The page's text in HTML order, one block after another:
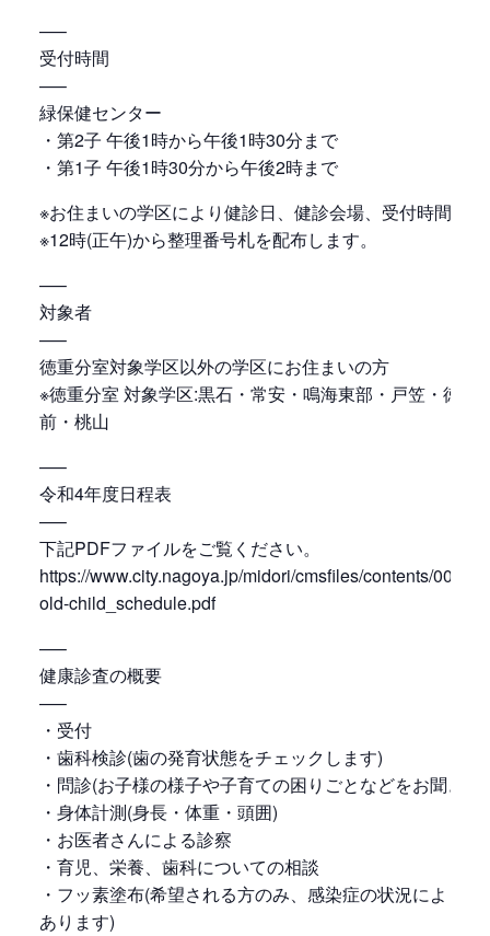
—–
受付時間
—–
緑保健センター
・第2子 午後1時から午後1時30分まで
・第1子 午後1時30分から午後2時まで
※お住まいの学区により健診日、健診会場、受付時間が
※12時(正午)から整理番号札を配布します。
—–
対象者
—–
徳重分室対象学区以外の学区にお住まいの方
※徳重分室 対象学区:黒石・常安・鳴海東部・戸笠・徳重
前・桃山
—–
令和4年度日程表
—–
下記PDFファイルをご覧ください。
https://www.city.nagoya.jp/midori/cmsfiles/contents/
old-child_schedule.pdf
—–
健康診査の概要
—–
・受付
・歯科検診(歯の発育状態をチェックします)
・問診(お子様の様子や子育ての困りごとなどをお聞きし
・身体計測(身長・体重・頭囲)
・お医者さんによる診察
・育児、栄養、歯科についての相談
・フッ素塗布(希望される方のみ、感染症の状況により
あります)